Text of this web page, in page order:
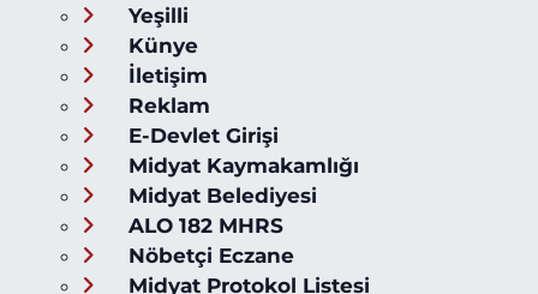
Yeşilli
Künye
İletişim
Reklam
E-Devlet Girişi
Midyat Kaymakamlığı
Midyat Belediyesi
ALO 182 MHRS
Nöbetçi Eczane
Midyat Protokol Listesi